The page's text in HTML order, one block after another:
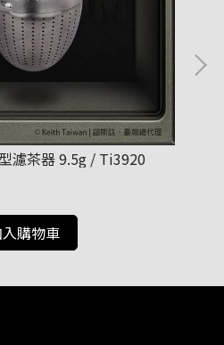
濾茶器 9.5g / Ti3920
購物車